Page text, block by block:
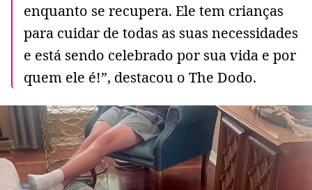
enquanto se recupera. Ele tem crianças
para cuidar de todas as suas necessidades
e está sendo celebrado por sua vida e por
quem ele é!”, destacou o The Dodo.